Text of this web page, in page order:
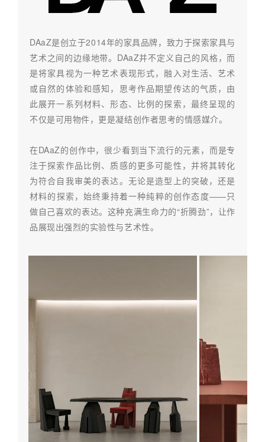
DAaZ是创立于2014年的家具品牌，致力于探索家具与
艺术之间的边缘地带。DAaZ并不定义自己的风格，而
是将家具视为一种艺术表现形式，融入对生活、艺术
或自然的体验和感知，思考作品期望传达的气质，由
此展开一系列材料、形态、比例的探索，最终呈现的
不仅是可用物件，更是凝结创作者思考的情感媒介。
在DAaZ的创作中，很少看到当下流行的元素，而是专
注于探索作品比例、质感的更多可能性，并将其转化
为符合自我审美的表达。无论是造型上的突破，还是
材料的探索，始终秉持着一种纯粹的创作态度——只
做自己喜欢的表达。这种充满生命力的“折腾劲”，让作
品展现出强烈的实验性与艺术性。